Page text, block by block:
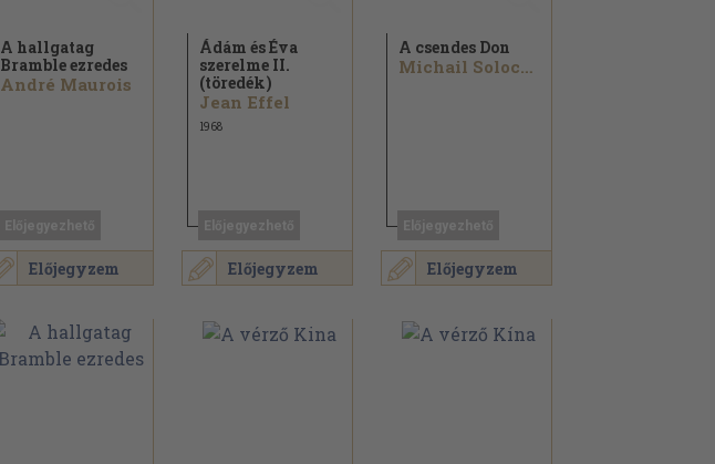
Előjegyzem
A hallgatag
Bramble ezredes
André Maurois
Előjegyzem
Ádám és Éva
szerelme II.
(töredék)
Jean Effel
1968
Előjegyzem
A csendes Don
Michail Solochow